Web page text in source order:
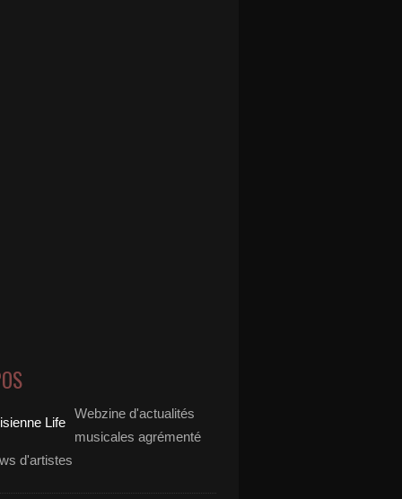
Webzine d'actualités
musicales agrémenté
d'artistes